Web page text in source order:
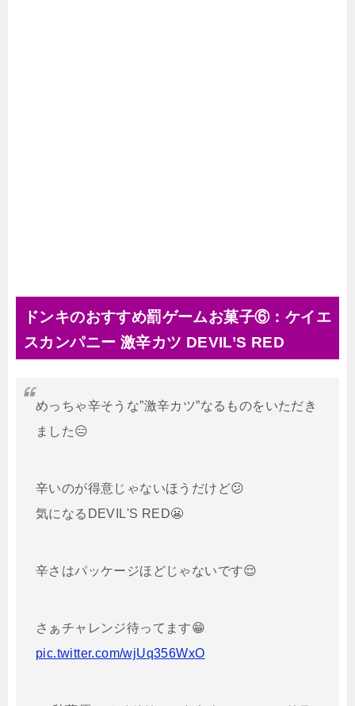
ドンキのおすすめ罰ゲームお菓子⑥：ケイエ
スカンパニー 激辛カツ DEVIL’S RED
めっちゃ辛そうな”激辛カツ”なるものをいただき
ました😑
辛いのが得意じゃないほうだけど😕
気になるDEVIL'S RED😬
辛さはパッケージほどじゃないです😌
さぁチャレンジ待ってます😁
pic.twitter.com/wjUq356WxO